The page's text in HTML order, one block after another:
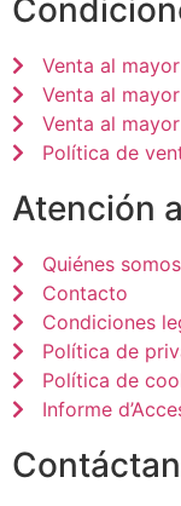
Venta al
Venta al
Venta al
Política de
Atención
Quiénes somos
Contacto
Condiciones
Política de
Política de
Informe